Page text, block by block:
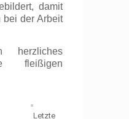
damit
bei der Arbeit
fleißigen
Letzte